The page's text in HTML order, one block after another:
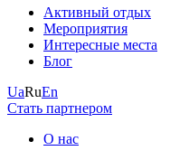
Активный отдых
Мероприятия
Интересные места
Блог
UaRuEn
Стать партнером
О нас